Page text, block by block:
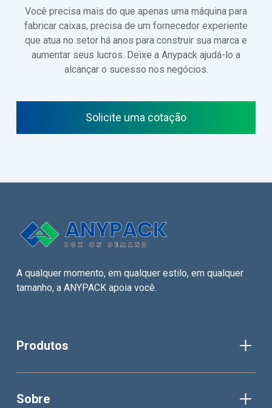
Você precisa mais do que apenas uma máquina para
fabricar caixas, precisa de um fornecedor experiente
que atua no setor há anos para construir sua marca e
aumentar seus lucros. Deixe a Anypack ajudá-lo a
alcançar o sucesso nos negócios.
Solicite uma cotação
A qualquer momento, em qualquer estilo, em qualquer
tamanho, a ANYPACK apoia você.
Produtos
Sobre